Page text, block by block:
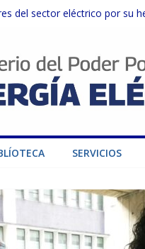
del sector eléctrico por su
acciones con el sector
en instalaciones
plan preventivo para
el 50% de su capacidad de
SERVICIOS